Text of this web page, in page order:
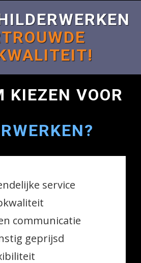
KIEZEN VOOR
service
communicatie
geprijsd